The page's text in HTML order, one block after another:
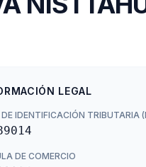
LEGAL
IDENTIFICACIÓN TRIBUTARIA
DE COMERCIO